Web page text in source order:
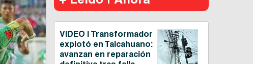
VIDEO | Transformador
explotó en Talcahuano:
avanzan en reparación